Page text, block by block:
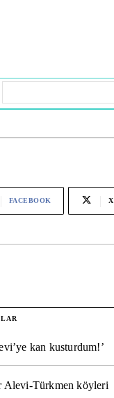
FACEBOOK X
kan kusturdum!’
Alevi-Türkmen köyleri